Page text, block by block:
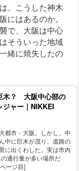
、こうした神木
にはあるのか。
で、大阪は中心
そういった地域
緒に焼失したの
木？ 大阪中心部の
ジャー｜NIKKEI
都市・大阪。しかし、中
中に巨木が茂り、道路の
に出くわした。実は市内
通行量が多い場所だ
ージ目]